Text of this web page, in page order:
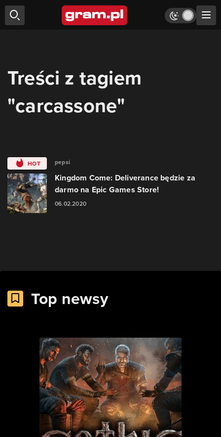
Treści z tagiem
"carcassone"
HOT pepsi
Kingdom Come: Deliverance będzie za
darmo na Epic Games Store!
06.02.2020
Top newsy